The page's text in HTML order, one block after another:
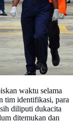
waktu selama
tim identifikasi, para
diliputi dukacita
ditemukan dan